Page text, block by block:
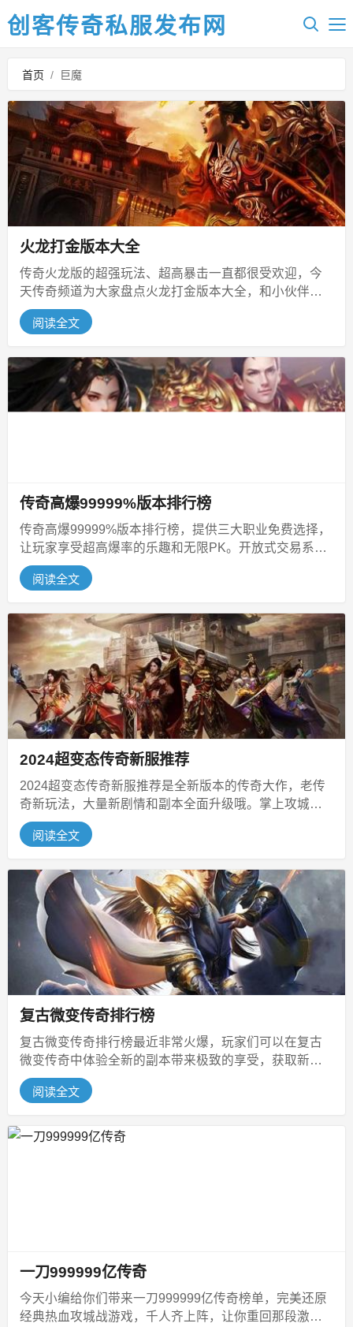
创客传奇私服发布网
首页 / 巨魔
火龙打金版本大全
传奇火龙版的超强玩法、超高暴击一直都很受欢迎，今
天传奇频道为大家盘点火龙打金版本大全，和小伙伴们
一起来传奇火龙版重温热血的传奇玩...
阅读全文
传奇高爆99999%版本排行榜
传奇高爆99999%版本排行榜，提供三大职业免费选择，
让玩家享受超高爆率的乐趣和无限PK。开放式交易系统
和专业平台，确保热血暴击...
阅读全文
2024超变态传奇新服推荐
2024超变态传奇新服推荐是全新版本的传奇大作，老传
奇新玩法，大量新剧情和副本全面升级哦。掌上攻城超
爽竞技，随时匹配真人对战，加...
阅读全文
复古微变传奇排行榜
复古微变传奇排行榜最近非常火爆，玩家们可以在复古
微变传奇中体验全新的副本带来极致的享受，获取新的
神装!屠龙宝刀点击就送，以打宝为...
阅读全文
一刀999999亿传奇
今天小编给你们带来一刀999999亿传奇榜单，完美还原
经典热血攻城战游戏，千人齐上阵，让你重回那段激情